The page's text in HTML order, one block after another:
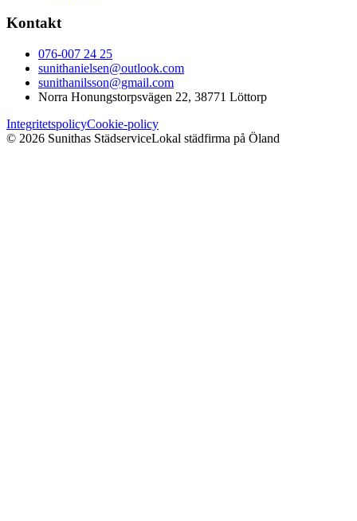
Kontakt
076-007 24 25
sunithanielsen@outlook.com
sunithanilsson@gmail.com
Norra Honungstorpsvägen 22, 38771 Löttorp
IntegritetspolicyCookie-policy
© 2026 Sunithas StädserviceLokal städfirma på Öland